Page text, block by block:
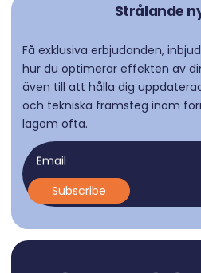
Strålande
Få exklusiva erbjudanden,
hur du optimerar effekten av
även till att hålla dig
och tekniska framsteg inom
lagom ofta.
Email